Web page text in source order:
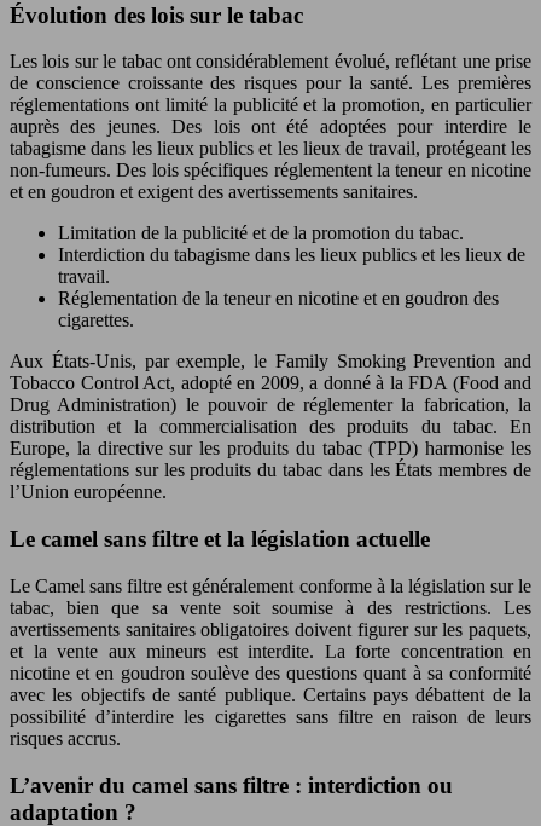
Évolution des lois sur le tabac
Les lois sur le tabac ont considérablement évolué, reflétant une prise
de conscience croissante des risques pour la santé. Les premières
réglementations ont limité la publicité et la promotion, en particulier
auprès des jeunes. Des lois ont été adoptées pour interdire le
tabagisme dans les lieux publics et les lieux de travail, protégeant les
non-fumeurs. Des lois spécifiques réglementent la teneur en nicotine
et en goudron et exigent des avertissements sanitaires.
Limitation de la publicité et de la promotion du tabac.
Interdiction du tabagisme dans les lieux publics et les lieux de
travail.
Réglementation de la teneur en nicotine et en goudron des
cigarettes.
Aux États-Unis, par exemple, le Family Smoking Prevention and
Tobacco Control Act, adopté en 2009, a donné à la FDA (Food and
Drug Administration) le pouvoir de réglementer la fabrication, la
distribution et la commercialisation des produits du tabac. En
Europe, la directive sur les produits du tabac (TPD) harmonise les
réglementations sur les produits du tabac dans les États membres de
l’Union européenne.
Le camel sans filtre et la législation actuelle
Le Camel sans filtre est généralement conforme à la législation sur le
tabac, bien que sa vente soit soumise à des restrictions. Les
avertissements sanitaires obligatoires doivent figurer sur les paquets,
et la vente aux mineurs est interdite. La forte concentration en
nicotine et en goudron soulève des questions quant à sa conformité
avec les objectifs de santé publique. Certains pays débattent de la
possibilité d’interdire les cigarettes sans filtre en raison de leurs
risques accrus.
L’avenir du camel sans filtre : interdiction ou
adaptation ?